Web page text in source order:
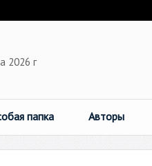
2026 г
папка Авторы